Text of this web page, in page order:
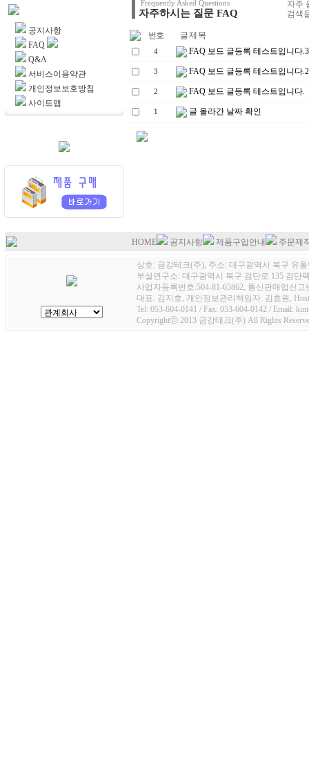
공지사항
FAQ
Q&A
서비스이용약관
개인정보보호방침
사이트맵
Frequently Asked Questions
자주하시는 질문 FAQ
자주
검색
번호 글 제 목
4 FAQ 보드 글등록 테스트입니다.3
3 FAQ 보드 글등록 테스트입니다.2
2 FAQ 보드 글등록 테스트입니다.
1 글 올라간 날짜 확인
HOME 공지사항 제품구입안내 주문제
상호: 금강테크(주), 주소: 대구광역시 북구 유
부설연구소: 대구광역시 북구 검단로 135 검단
사업자등록번호:504-81-65862, 통신판매업신고
대표: 김지호, 개인정보관리책임자: 김효원,
Tel: 053-604-0141 / Fax: 053-604-0142 / Email:
Copyrightⓒ 2013 금강테크(주) All Rights